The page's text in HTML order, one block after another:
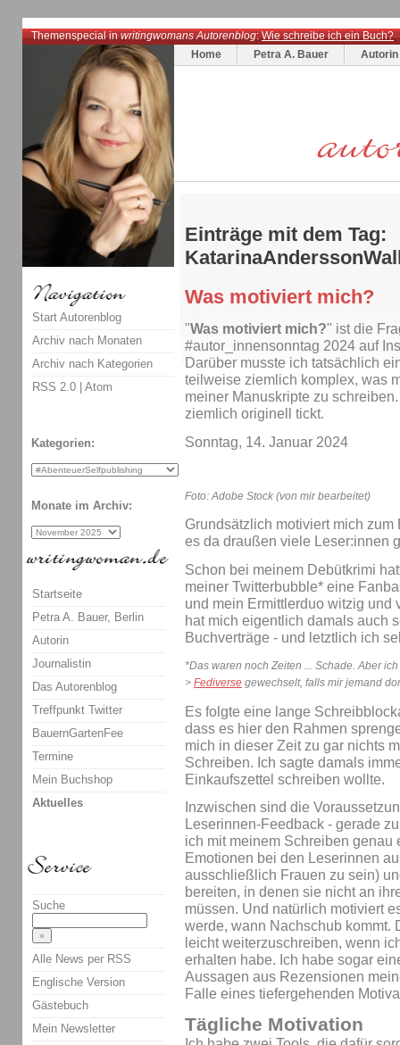
Themenspecial inwritingwomans Autorenblog:Wie schreibe ich ein Buch?
Home
Petra A. Bauer Autorin
Einträge mit dem Tag:
Was motiviert mich?
"Was motiviert mich?" ist die
#autor_innensonntag 2024 auf
Darüber musste ich tatsächlich
teilweise ziemlich komplex, was
meiner Manuskripte zu
ziemlich originell tickt.
Sonntag, 14. Januar 2024
Foto: Adobe Stock (von mir bearbeitet)
Grundsätzlich motiviert mich
es da draußen viele Leser:innen
Schon bei meinem Debütkrimi
meiner Twitterbubble* eine
und mein Ermittlerduo witzig und
hat mich eigentlich damals auch
Buchverträge - und letztlich ich
*Das waren noch Zeiten ... Schade. Aber
> Fediverse gewechselt, falls mir jemand
Es folgte eine lange
dass es hier den Rahmen
mich in dieser Zeit zu gar nichts
Schreiben. Ich sagte damals
Einkaufszettel schreiben wollte.
Inzwischen sind die
Leserinnen-Feedback - gerade
ich mit meinem Schreiben genau
Emotionen bei den Leserinnen
ausschließlich Frauen zu sein)
bereiten, in denen sie nicht an
müssen. Und natürlich motiviert
werde, wann Nachschub kommt.
leicht weiterzuschreiben, wenn
erhalten habe. Ich habe sogar
Aussagen aus Rezensionen
Falle eines tiefergehenden
Tägliche Motivation
Start Autorenblog
Archiv nach Monaten
Archiv nach Kategorien
RSS 2.0 | Atom
Kategorien:
Monate im Archiv:
Startseite
Petra A. Bauer, Berlin
Autorin
Journalistin
Das Autorenblog
Treffpunkt Twitter
BauernGartenFee
Termine
Mein Buchshop
Aktuelles
Suche
Alle News per RSS
Englische Version
Gästebuch
Mein Newsletter